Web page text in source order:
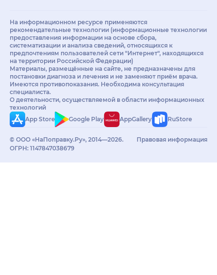
На информационном ресурсе применяются
рекомендательные технологии (информационные технологии
предоставления информации на основе сбора,
систематизации и анализа сведений, относящихся к
предпочтениям пользователей сети "Интернет", находящихся
на территории Российской Федерации)
Материалы, размещённые на сайте, не предназначены для
постановки диагноза и лечения и не заменяют приём врача.
Имеются противопоказания. Необходима консультация
специалиста.
О деятельности, осуществляемой в области информационных
технологий
App Store
Google Play AppGallery RuStore
© ООО «НаПоправку.Ру», 2014—2026.
ОГРН: 1147847038679
Правовая информация